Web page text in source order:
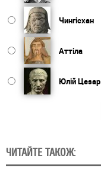
Чингісхан
Аттіла
Юлій Цезар
ЧИТАЙТЕ ТАКОЖ: